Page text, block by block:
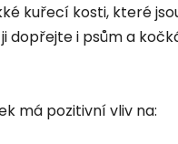
kuřecí kosti, které
dopřejte i psům a
má pozitivní vliv na: